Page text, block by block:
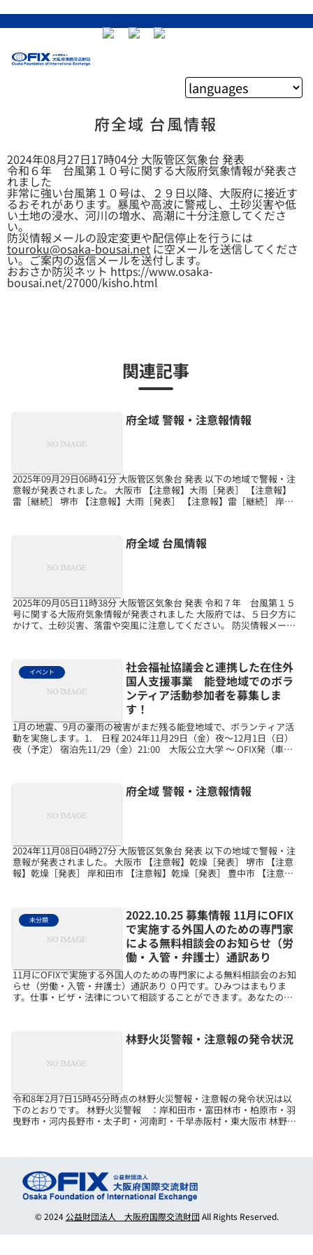
府全域 台風情報
2024年08月27日17時04分 大阪管区気象台 発表
令和６年 台風第１０号に関する大阪府気象情報が発表さ
れました
非常に強い台風第１０号は、２９日以降、大阪府に接近す
るおそれがあります。暴風や高波に警戒し、土砂災害や低
い土地の浸水、河川の増水、高潮に十分注意してくださ
い。
防災情報メールの設定変更や配信停止を行うには
touroku@osaka-bousai.netに空メールを送信してくださ
い。ご案内の返信メールを送付します。
おおさか防災ネット https://www.osaka-
bousai.net/27000/kisho.html
関連記事
府全域 警報・注意報情報
2025年09月29日06時41分 大阪管区気象台 発表 以下の地域で警報・注
意報が発表されました。 大阪市 【注意報】大雨［発表］ 【注意報】
雷［継続］ 堺市 【注意報】大雨［発表］ 【注意報】雷［継続］ 岸和
府全域 台風情報
2025年09月05日11時38分 大阪管区気象台 発表 令和７年 台風第１５
号に関する大阪府気象情報が発表されました 大阪府では、５日夕方に
かけて、土砂災害、落雷や突風に注意してください。 防災情報メール
イベント
社会福祉協議会と連携した在住外
国人支援事業 能登地域でのボラ
ンティア活動参加者を募集しま
す！
1月の地震、9月の豪雨の被害がまだ残る能登地域で、ボランティア活
動を実施します。1. 日程 2024年11月29日（金）夜～12月1日（日）
夜（予定） 宿泊先11/29（金）21:00 大阪公立大学 ～ OFIX発（車内
府全域 警報・注意報情報
2024年11月08日04時27分 大阪管区気象台 発表 以下の地域で警報・注
意報が発表されました。 大阪市 【注意報】乾燥［発表］ 堺市 【注意
報】乾燥［発表］ 岸和田市 【注意報】乾燥［発表］ 豊中市 【注意
未分類
2022.10.25 募集情報 11月にOFIX
で実施する外国人のための専門家
による無料相談会のお知らせ（労
働・入管・弁護士）通訳あり
11月にOFIXで実施する外国人のための専門家による無料相談会のお知
らせ（労働・入管・弁護士）通訳あり ０円です。ひみつはまもりま
す。仕事・ビザ・法律について相談することができます。あなたの国
林野火災警報・注意報の発令状況
令和8年2月7日15時45分時点の林野火災警報・注意報の発令状況は以
下のとおりです。 林野火災警報 ：岸和田市・富田林市・柏原市・羽
曳野市・河内長野市・太子町・河南町・千早赤阪村・東大阪市 林野火
© 2024公益財団法人 大阪府国際交流財団 All Rights Reserved.